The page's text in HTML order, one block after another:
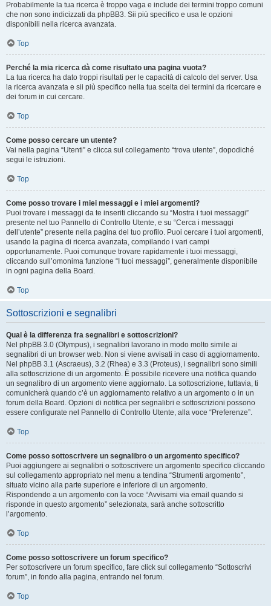
Probabilmente la tua ricerca è troppo vaga e include dei termini troppo comuni
che non sono indicizzati da phpBB3. Sii più specifico e usa le opzioni
disponibili nella ricerca avanzata.
Top
Perché la mia ricerca dà come risultato una pagina vuota?
La tua ricerca ha dato troppi risultati per le capacità di calcolo del server. Usa
la ricerca avanzata e sii più specifico nella tua scelta dei termini da ricercare e
dei forum in cui cercare.
Top
Come posso cercare un utente?
Vai nella pagina “Utenti” e clicca sul collegamento “trova utente”, dopodiché
segui le istruzioni.
Top
Come posso trovare i miei messaggi e i miei argomenti?
Puoi trovare i messaggi da te inseriti cliccando su “Mostra i tuoi messaggi”
presente nel tuo Pannello di Controllo Utente, e su “Cerca i messaggi
dell’utente” presente nella pagina del tuo profilo. Puoi cercare i tuoi argomenti,
usando la pagina di ricerca avanzata, compilando i vari campi
opportunamente. Puoi comunque trovare rapidamente i tuoi messaggi,
cliccando sull’omonima funzione “I tuoi messaggi”, generalmente disponibile
in ogni pagina della Board.
Top
Sottoscrizioni e segnalibri
Qual è la differenza fra segnalibri e sottoscrizioni?
Nel phpBB 3.0 (Olympus), i segnalibri lavorano in modo molto simile ai
segnalibri di un browser web. Non si viene avvisati in caso di aggiornamento.
Nel phpBB 3.1 (Ascraeus), 3.2 (Rhea) e 3.3 (Proteus), i segnalibri sono simili
alla sottoscrizione di un argomento. È possibile ricevere una notifica quando
un segnalibro di un argomento viene aggiornato. La sottoscrizione, tuttavia, ti
comunicherà quando c’è un aggiornamento relativo a un argomento o in un
forum della Board. Opzioni di notifica per segnalibri e sottoscrizioni possono
essere configurate nel Pannello di Controllo Utente, alla voce “Preferenze”.
Top
Come posso sottoscrivere un segnalibro o un argomento specifico?
Puoi aggiungere ai segnalibri o sottoscrivere un argomento specifico cliccando
sul collegamento appropriato nel menu a tendina “Strumenti argomento”,
situato vicino alla parte superiore e inferiore di un argomento.
Rispondendo a un argomento con la voce “Avvisami via email quando si
risponde in questo argomento” selezionata, sarà anche sottoscritto
l’argomento.
Top
Come posso sottoscrivere un forum specifico?
Per sottoscrivere un forum specifico, fare click sul collegamento “Sottoscrivi
forum”, in fondo alla pagina, entrando nel forum.
Top